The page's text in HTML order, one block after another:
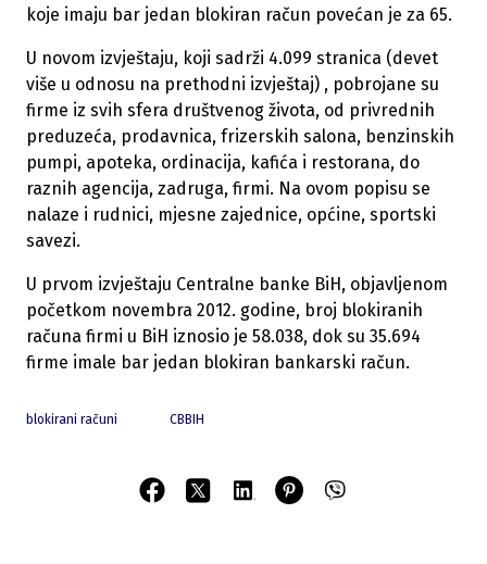
koje imaju bar jedan blokiran račun povećan je za 65.
U novom izvještaju, koji sadrži 4.099 stranica (devet
više u odnosu na prethodni izvještaj) , pobrojane su
firme iz svih sfera društvenog života, od privrednih
preduzeća, prodavnica, frizerskih salona, benzinskih
pumpi, apoteka, ordinacija, kafića i restorana, do
raznih agencija, zadruga, firmi. Na ovom popisu se
nalaze i rudnici, mjesne zajednice, općine, sportski
savezi.
U prvom izvještaju Centralne banke BiH, objavljenom
početkom novembra 2012. godine, broj blokiranih
računa firmi u BiH iznosio je 58.038, dok su 35.694
firme imale bar jedan blokiran bankarski račun.
blokirani računi CBBIH